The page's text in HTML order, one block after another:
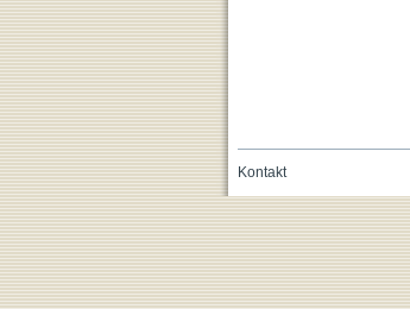
Kontakt